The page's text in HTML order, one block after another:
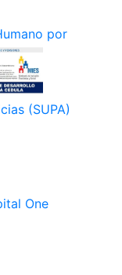
por
(SUPA)
One